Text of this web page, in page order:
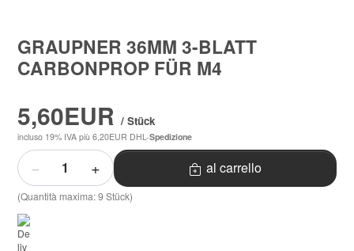
GRAUPNER 36MM 3-BLATT
CARBONPROP FÜR M4
5,60EUR / Stück
incluso 19% IVA più 6,20EUR DHL-Spedizione
Quantità
al carrello
(Quantità maxima: 9 Stück)